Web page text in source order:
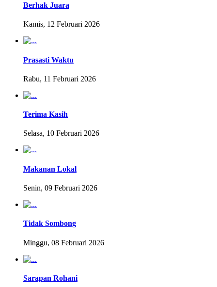
Berhak Juara
Kamis, 12 Februari 2026
Prasasti Waktu
Rabu, 11 Februari 2026
Terima Kasih
Selasa, 10 Februari 2026
Makanan Lokal
Senin, 09 Februari 2026
Tidak Sombong
Minggu, 08 Februari 2026
Sarapan Rohani